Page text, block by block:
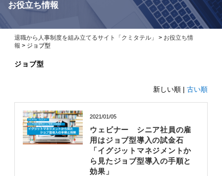
お役立ち情報
退職から人事制度を組み立てるサイト「クミタテル」 > お役立ち情
報 > ジョブ型
ジョブ型
新しい順 | 古い順
2021/01/05
ウェビナー シニア社員の雇
用はジョブ型導入の試金石
「イグジットマネジメントか
ら見たジョブ型導入の手順と
効果」